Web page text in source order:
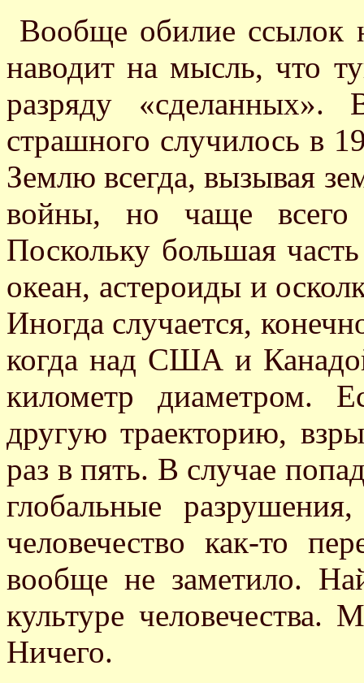
Вообще обилие ссылок
наводит на мысль, что
разряду
страшного случилось в
Землю всегда, вызывая
войны, но чаще всего
Поскольку большая
океан, астероиды и
Иногда случается,
когда над США и
километр диаметром.
другую траекторию,
раз в пять. В случае
глобальные
человечество как-то
вообще не заметило.
культуре
Ничего.